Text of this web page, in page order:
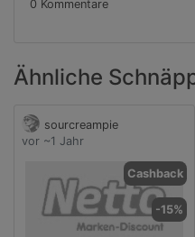
0 Kommentare
Ähnliche
sourcreampie
vor ~1 Jahr
Cashback
-15%